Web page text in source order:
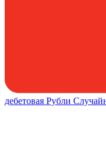
дебетовая Рубли